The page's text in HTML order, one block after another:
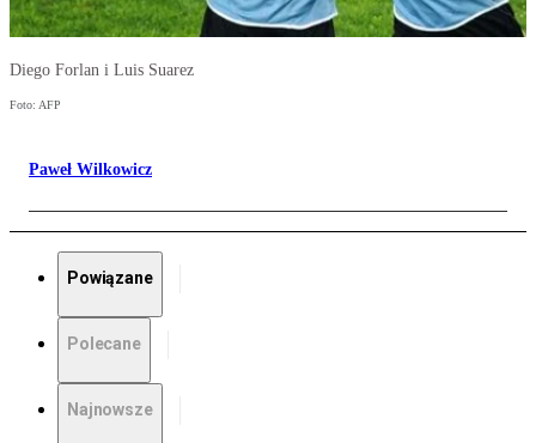
Diego Forlan i Luis Suarez
Foto: AFP
Paweł Wilkowicz
Powiązane
Polecane
Najnowsze